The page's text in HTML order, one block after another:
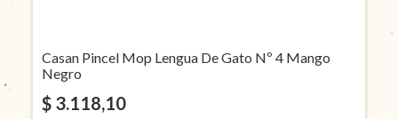
Casan Pincel Mop Lengua De Gato Nº 4 Mango
Negro
$ 3.118,10